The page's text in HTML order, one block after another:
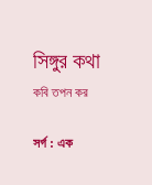
সিঙ্গুর কথা
কবি তপন কর
সর্গ : এক